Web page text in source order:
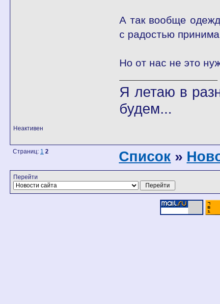
А так вообще
с радостью
Но от нас не это
Я летаю в
будем...
Неактивен
Страниц: 1 2 Список »
Перейти